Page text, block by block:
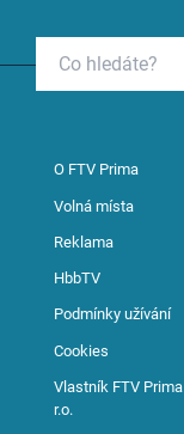
O FTV Prima
Volná místa
Reklama
HbbTV
Podmínky užívání
Cookies
Vlastník FTV
r.o.